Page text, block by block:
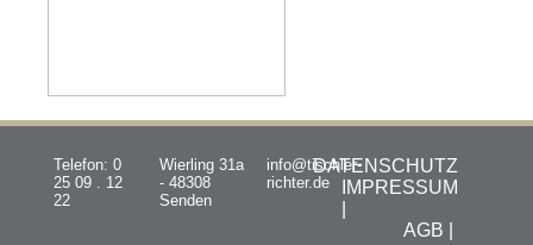
Telefon: 0
25 09 . 12
22
Wierling 31a
- 48308
Senden
info@tischler-
richter.de
DATENSCHUTZ
IMPRESSUM
AGB |